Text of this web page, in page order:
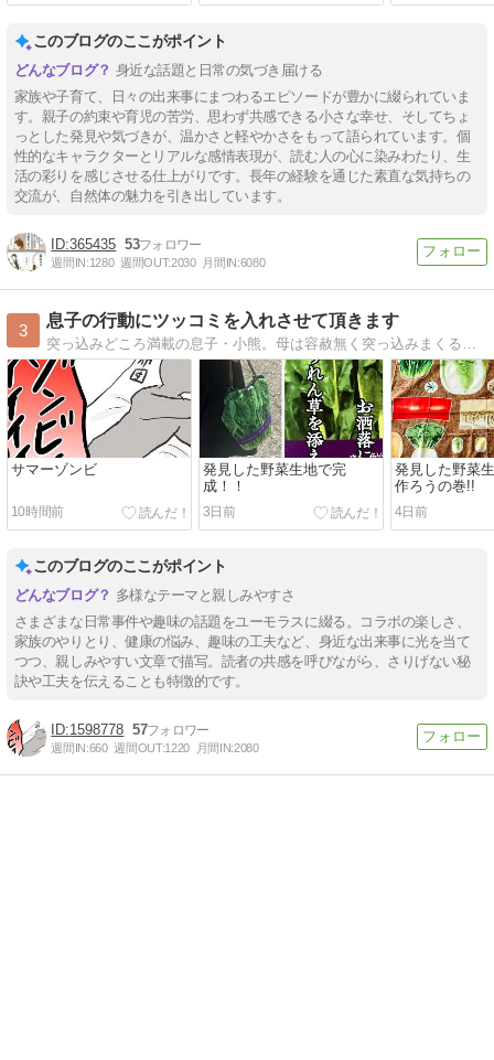
このブログのここがポイント
身近な話題と日常の気づき届ける
家族や子育て、日々の出来事にまつわるエピソードが豊かに綴られていま
す。親子の約束や育児の苦労、思わず共感できる小さな幸せ、そしてちょ
っとした発見や気づきが、温かさと軽やかさをもって語られています。個
性的なキャラクターとリアルな感情表現が、読む人の心に染みわたり、生
活の彩りを感じさせる仕上がりです。長年の経験を通じた素直な気持ちの
交流が、自然体の魅力を引き出しています。
365435 53
週間IN:1280 週間OUT:2030 月間IN:6080
3
息子の行動にツッコミを入れさせて頂きます
突っ込みどころ満載の息子・小熊。母は容赦無く突っ込みまくるわよ！
サマーゾンビ
10時間前
発見した野菜生地で完
成！！
3日前
発見した野菜
作ろうの巻!!
4日前
このブログのここがポイント
多様なテーマと親しみやすさ
さまざまな日常事件や趣味の話題をユーモラスに綴る。コラボの楽しさ、
家族のやりとり、健康の悩み、趣味の工夫など、身近な出来事に光を当て
つつ、親しみやすい文章で描写。読者の共感を呼びながら、さりげない秘
訣や工夫を伝えることも特徴的です。
1598778 57
週間IN:660 週間OUT:1220 月間IN:2080